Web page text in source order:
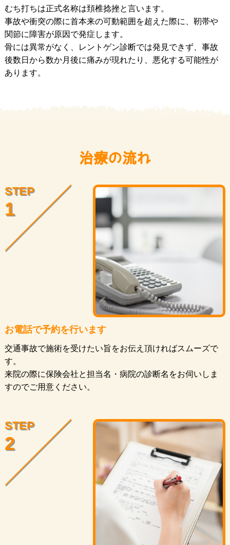
むち打ちは正式名称は頚椎捻挫と言います。
事故や衝突の際に首本来の可動範囲を超えた際に、靭帯や
関節に障害が原因で発症します。
骨には異常がなく、レントゲン診断では発見できず、事故
後数日から数か月後に痛みが現れたり、悪化する可能性が
あります。
治療の流れ
STEP
1
お電話で予約を行います
交通事故で施術を受けたい旨をお伝え頂ければスムーズで
す。
来院の際に保険会社と担当名・病院の診断名をお伺いしま
すのでご用意ください。
STEP
2